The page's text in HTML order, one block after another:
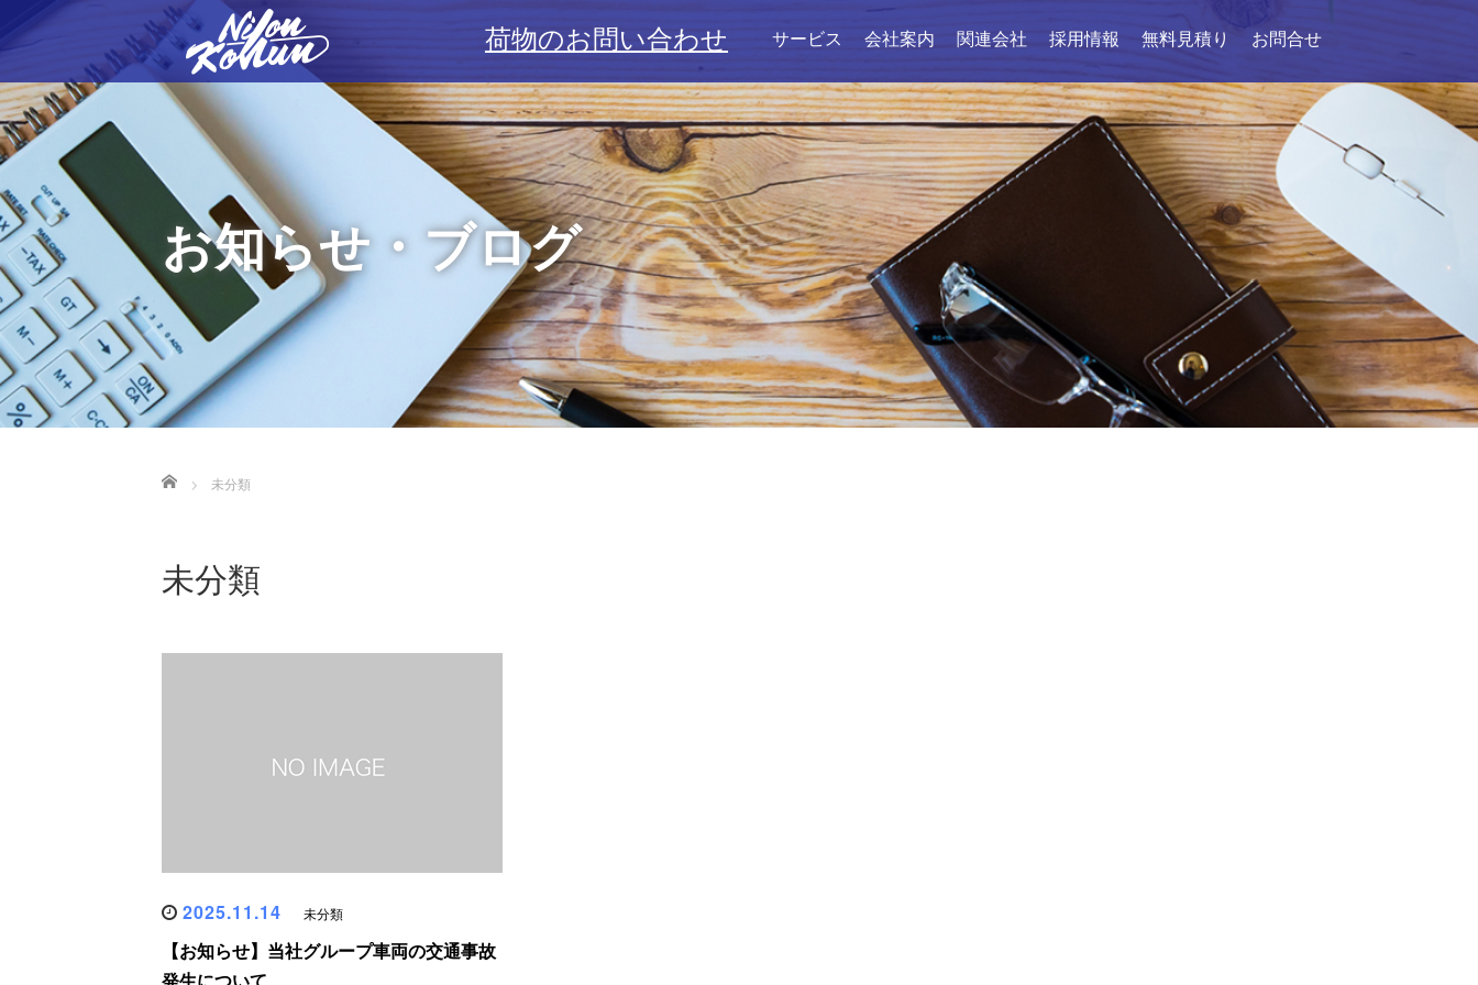
荷物のお問い合わせ サービス 会社案内 関連会社 採用情報 無料見積り お問合せ
お知らせ・ブログ
Home 未分類
未分類
2025.11.14 未分類
【お知らせ】当社グループ車両の交通事故
発生について